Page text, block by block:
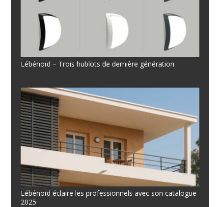
Lébénoïd – Trois hublots de dernière génération
Lébénoïd éclaire les professionnels avec son catalogue
2025